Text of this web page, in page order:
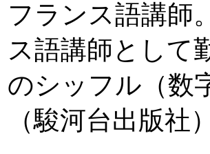
フランス語講師
ス語講師として
のシッフル（数
（駿河台出版社